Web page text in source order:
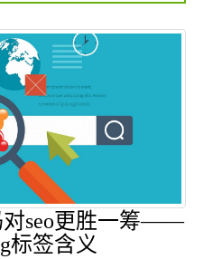
对seo更胜一筹——
标签含义